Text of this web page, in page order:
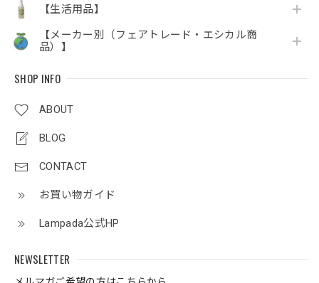
【生活用品】
【メーカー別（フェアトレード・エシカル商
品）】
SHOP INFO
ABOUT
BLOG
CONTACT
お買い物ガイド
Lampada公式HP
NEWSLETTER